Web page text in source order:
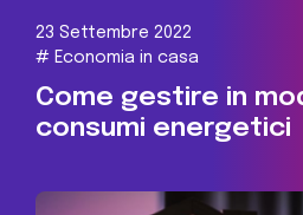
23 Settembre 2022
# Economia in casa
Come gestire in
consumi energetici